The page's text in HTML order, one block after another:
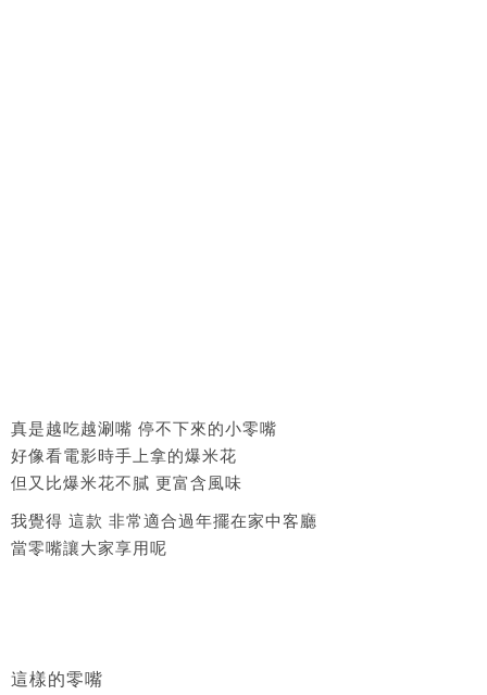
真是越吃越涮嘴 停不下來的小零嘴
好像看電影時手上拿的爆米花
但又比爆米花不膩 更富含風味
我覺得 這款 非常適合過年擺在家中客廳
當零嘴讓大家享用呢
這樣的零嘴